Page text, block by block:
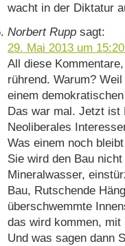
wacht in der Diktatur
Norbert Rupp sagt:
29. Mai 2013 um
All diese
rührend. Warum?
einem
Das war mal. Jetzt ist
Neoliberales
Was einem noch
Sie wird den Bau
Mineralwasser,
Bau, Rutschende
überschwemmte
das wird kommen,
Und was sagen dann